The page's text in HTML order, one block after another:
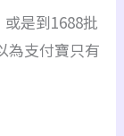
是到1688批
為支付寶只有